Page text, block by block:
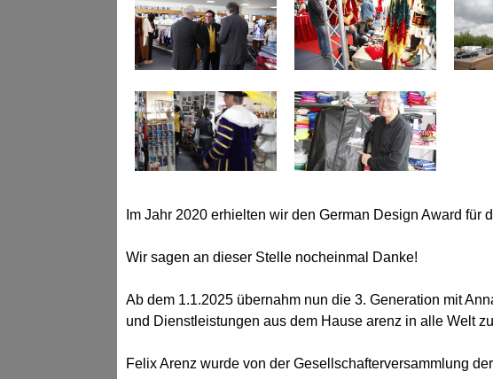
Im Jahr 2020 erhielten wir den German Design Award
Wir sagen an dieser Stelle nocheinmal Danke!
Ab dem 1.1.2025 übernahm nun die 3. Generation mit
und Dienstleistungen aus dem Hause arenz in alle Welt
Felix Arenz wurde von der Gesellschafterversammlung